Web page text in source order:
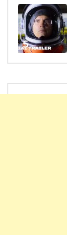
5